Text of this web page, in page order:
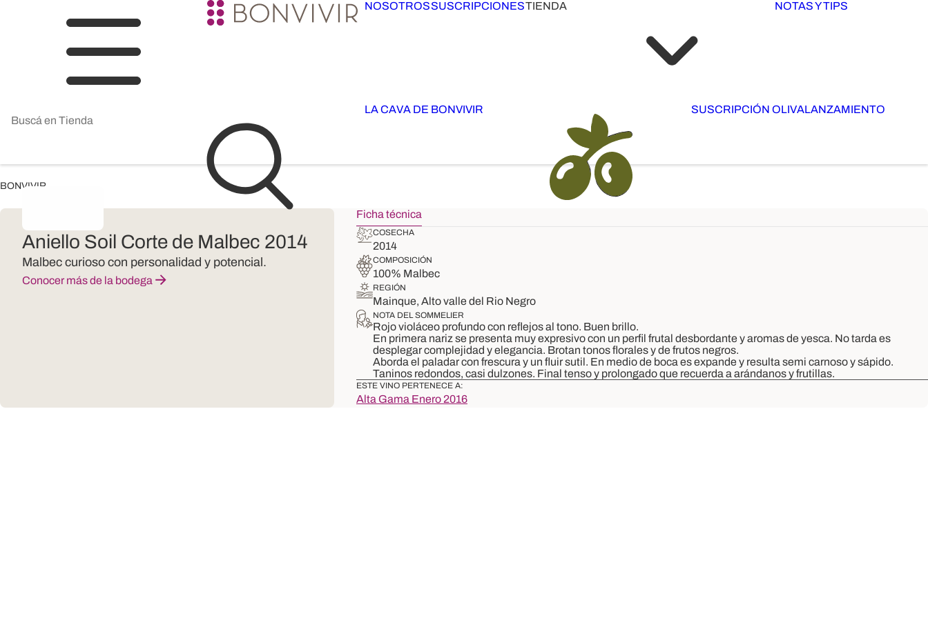
NOSOTROSSUSCRIPCIONESTIENDA NOTAS Y TIPS
LA CAVA DE BONVIVIR SUSCRIPCIÓN OLIVALANZAMIENTO
BONVIVIR
Aniello Soil Corte de Malbec 2014
Malbec curioso con personalidad y potencial.
Conocer más de la bodega
Ficha técnica
COSECHA
2014
COMPOSICIÓN
100% Malbec
REGIÓN
Mainque, Alto valle del Rio Negro
NOTA DEL SOMMELIER
Rojo violáceo profundo con reflejos al tono. Buen brillo.
En primera nariz se presenta muy expresivo con un perfil frutal desbordante y aromas de yesca. No tarda es
desplegar complejidad y elegancia. Brotan tonos florales y de frutos negros.
Aborda el paladar con frescura y un fluir sutil. En medio de boca es expande y resulta semi carnoso y sápido.
Taninos redondos, casi dulzones. Final tenso y prolongado que recuerda a arándanos y frutillas.
ESTE VINO PERTENECE A:
Alta Gama Enero 2016